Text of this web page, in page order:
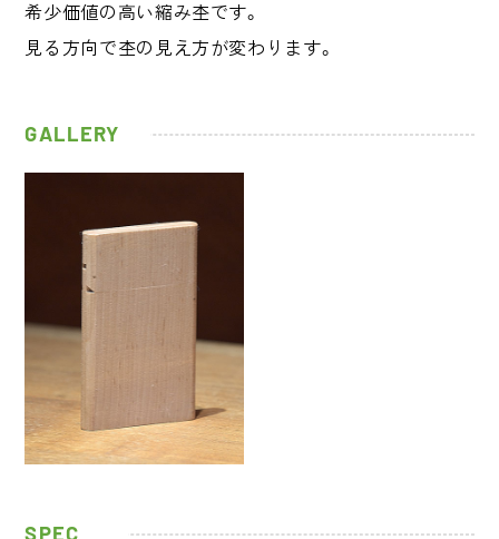
希少価値の高い縮み杢です。
見る方向で杢の見え方が変わります。
GALLERY
SPEC